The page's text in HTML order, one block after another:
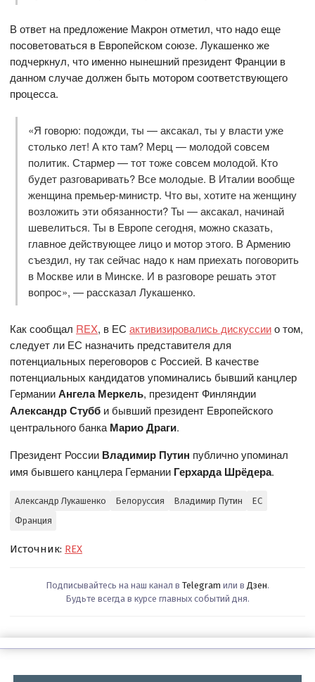
В ответ на предложение Макрон отметил, что надо еще
посоветоваться в Европейском союзе. Лукашенко же
подчеркнул, что именно нынешний президент Франции в
данном случае должен быть мотором соответствующего
процесса.
«Я говорю: подожди, ты — аксакал, ты у власти уже
столько лет! А кто там? Мерц — молодой совсем
политик. Стармер — тот тоже совсем молодой. Кто
будет разговаривать? Все молодые. В Италии вообще
женщина премьер-министр. Что вы, хотите на женщину
возложить эти обязанности? Ты — аксакал, начинай
шевелиться. Ты в Европе сегодня, можно сказать,
главное действующее лицо и мотор этого. В Армению
съездил, ну так сейчас надо к нам приехать поговорить
в Москве или в Минске. И в разговоре решать этот
вопрос», — рассказал Лукашенко.
Как сообщал REX, в ЕСактивизировались дискуссиио том,
следует ли ЕС назначить представителя для
потенциальных переговоров с Россией. В качестве
потенциальных кандидатов упоминались бывший канцлер
ГерманииАнгела Меркель, президент Финляндии
Александр Стубб и бывший президент Европейского
центрального банкаМарио Драги.
Президент России Владимир Путин публично упоминал
имя бывшего канцлера Германии Герхарда Шрёдера.
Александр Лукашенко Белоруссия Владимир Путин
ЕС
Франция
Источник: REX
Подписывайтесь на наш канал в Telegram или в Дзен.
Будьте всегда в курсе главных событий дня.